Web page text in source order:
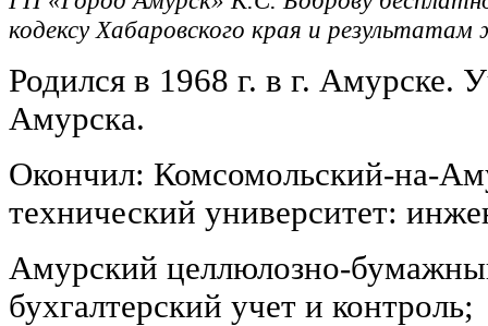
кодексу Хабаровского края и результатам
Родился в 1968 г. в г. Амурске.
Амурска.
Окончил: Комсомольский-на-
технический университет:
Амурский целлюлозно-
бухгалтерский учет и контроль;